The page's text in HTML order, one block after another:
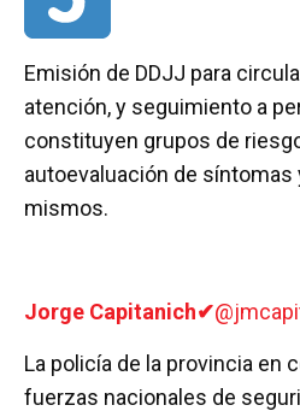
Emisión de DDJJ para
atención, y seguimiento a
constituyen grupos de
autoevaluación de
mismos.
Jorge Capitanich✔
La policía de la provincia en
fuerzas nacionales de